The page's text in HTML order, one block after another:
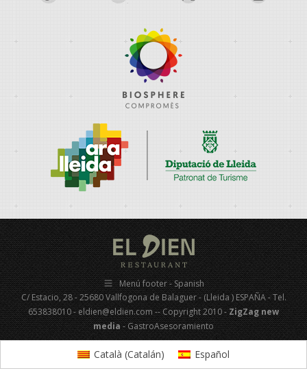
Menú footer - Spanish
C/ Estacio, 28 - 25680 Vallfogona de Balaguer - (Lleida ) ESPAÑA - Tel.
653838010 - eldien@eldien.com -- Copyright 2010 -ZigZag new
media- GastroAsesoramiento
Català (Catalán) Español